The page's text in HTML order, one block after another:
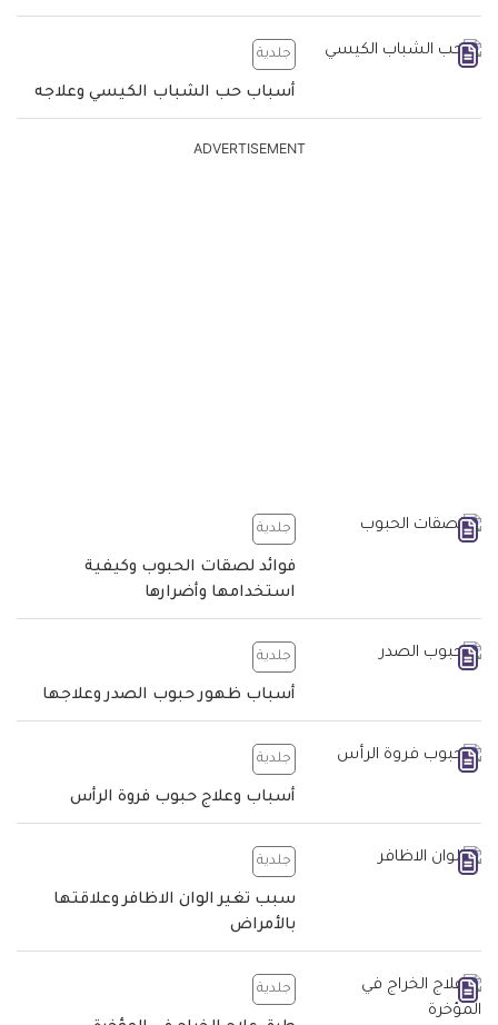
جلدية
أسباب حب الشباب الكيسي وعلاجه
ADVERTISEMENT
جلدية
فوائد لصقات الحبوب وكيفية
استخدامها وأضرارها
جلدية
أسباب ظهور حبوب الصدر وعلاجها
جلدية
أسباب وعلاج حبوب فروة الرأس
جلدية
سبب تغير الوان الاظافر وعلاقتها
بالأمراض
جلدية